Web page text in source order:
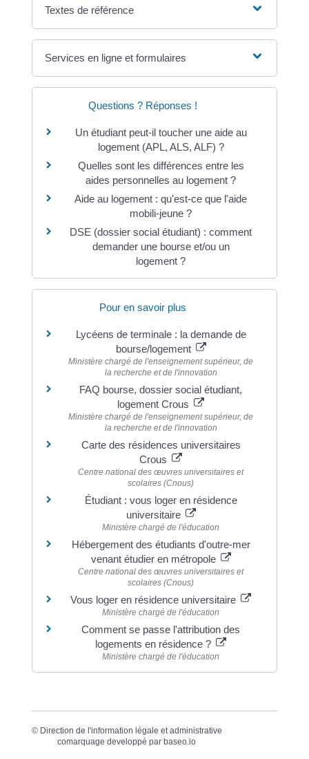
Textes de référence
Services en ligne et formulaires
Questions ? Réponses !
Un étudiant peut-il toucher une aide au
logement (APL, ALS, ALF) ?
Quelles sont les différences entre les
aides personnelles au logement ?
Aide au logement : qu'est-ce que l'aide
mobili-jeune ?
DSE (dossier social étudiant) : comment
demander une bourse et/ou un
logement ?
Pour en savoir plus
Lycéens de terminale : la demande de
bourse/logement
Ministère chargé de l'enseignement supérieur, de
la recherche et de l'innovation
FAQ bourse, dossier social étudiant,
logement Crous
Ministère chargé de l'enseignement supérieur, de
la recherche et de l'innovation
Carte des résidences universitaires
Crous
Centre national des œuvres universitaires et
scolaires (Cnous)
Étudiant : vous loger en résidence
universitaire
Ministère chargé de l'éducation
Hébergement des étudiants d'outre-mer
venant étudier en métropole
Centre national des œuvres universitaires et
scolaires (Cnous)
Vous loger en résidence universitaire
Ministère chargé de l'éducation
Comment se passe l'attribution des
logements en résidence ?
Ministère chargé de l'éducation
© Direction de l'information légale et administrative
comarquage developpé par baseo.io